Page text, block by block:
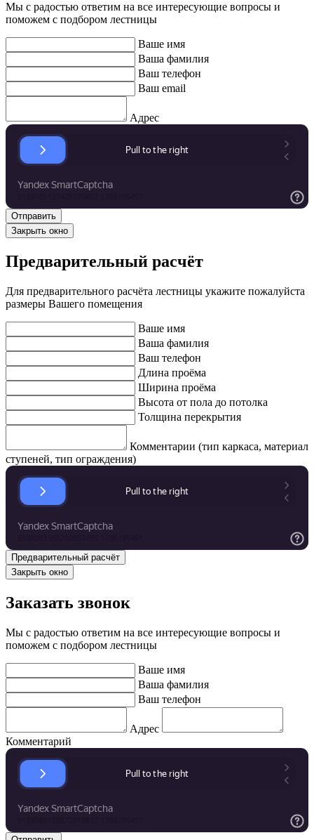
Мы с радостью ответим на все интересующие вопросы и
поможем с подбором лестницы
Ваше имя
Ваша фамилия
Ваш телефон
Ваш email
Адрес
Закрыть окно
Предварительный расчёт
Для предварительного расчёта лестницы укажите пожалуйста
размеры Вашего помещения
Ваше имя
Ваша фамилия
Ваш телефон
Длина проёма
Ширина проёма
Высота от пола до потолка
Толщина перекрытия
Комментарии (тип каркаса, материал
ступеней, тип ограждения)
Закрыть окно
Заказать звонок
Мы с радостью ответим на все интересующие вопросы и
поможем с подбором лестницы
Ваше имя
Ваша фамилия
Ваш телефон
Адрес
Комментарий